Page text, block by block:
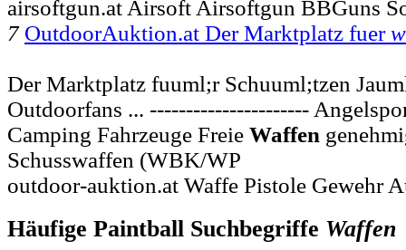
airsoftgun.at Airsoft Airsoftgun BBGuns
7 OutdoorAuktion.at Der Marktplatz fuer
Der Marktplatz fuuml;r Schuuml;tzen
Outdoorfans ... ----------------------
Camping Fahrzeuge Freie Waffen
Schusswaffen (WBK/WP
outdoor-auktion.at Waffe Pistole Gewehr
Häufige Paintball Suchbegriffe Waffen